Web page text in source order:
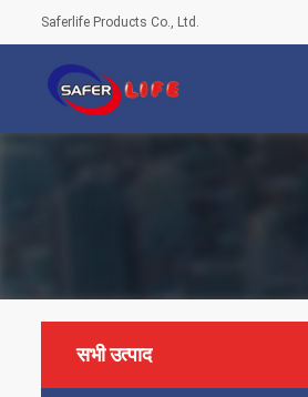
Saferlife Products Co., Ltd.
सभी उत्पाद